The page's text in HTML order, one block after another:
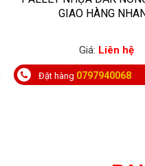
GIAO HÀNG
Giá: Liên hệ
Đặt hàng 0797940068